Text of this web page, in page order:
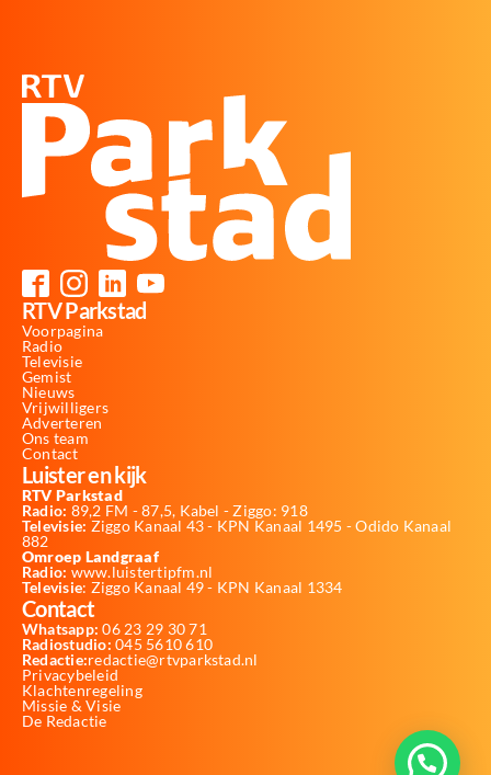
RTV Parkstad
Voorpagina
Radio
Televisie
Gemist
Nieuws
Vrijwilligers
Adverteren
Ons team
Contact
Luister en kijk
RTV Parkstad
Radio: 89,2 FM - 87,5, Kabel - Ziggo: 918
Televisie: Ziggo Kanaal 43 - KPN Kanaal 1495 - Odido Kanaal
882
Omroep Landgraaf
Radio: www.luistertipfm.nl
Televisie: Ziggo Kanaal 49 - KPN Kanaal 1334
Contact
Whatsapp: 06 23 29 30 71
Radiostudio: 045 5610 610
Redactie:redactie@rtvparkstad.nl
Privacybeleid
Klachtenregeling
Missie & Visie
De Redactie